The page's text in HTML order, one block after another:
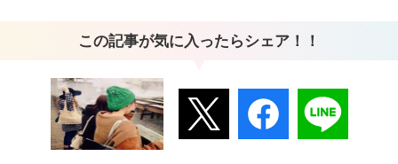
この記事が気に入ったらシェア！！